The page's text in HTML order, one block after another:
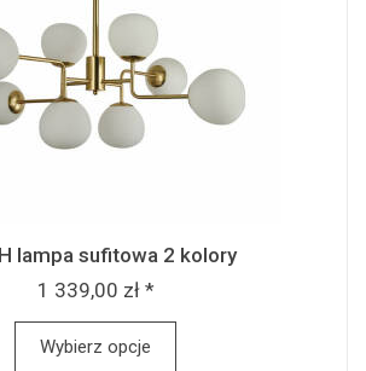
lampa sufitowa 2 kolory
1 339,00 zł *
Wybierz opcje